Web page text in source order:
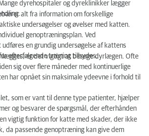
dyrehospitaler og dyreklinikker lægger
alt fra information om forskellige
undersøgelser og øvelser med katten.
genoptræningsplan. Ved
en grundig undersøgelse af kattens
efterfølgende træning tilbydes.
er det vigtigt at besøge dyrlægen. Ofte
sig over flere måneder med kontinuerlige
har opnået sin maksimale ydeevne i forhold til
som er vant til denne type patienter, hjælper
og besvarer de spørgsmål, der efterhånden
vigtig funktion for katte med skader, der ikke
da passende genoptræning kan give dem